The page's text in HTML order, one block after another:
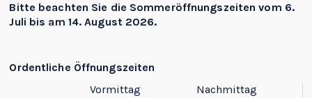
Bitte beachten Sie die Sommeröffnungszeiten vom 6.
Juli bis am 14. August 2026.
Ordentliche Öffnungszeiten
Vormittag
Nachmittag